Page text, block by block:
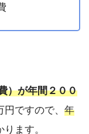
）が年間２００
ですので、 年
ります。